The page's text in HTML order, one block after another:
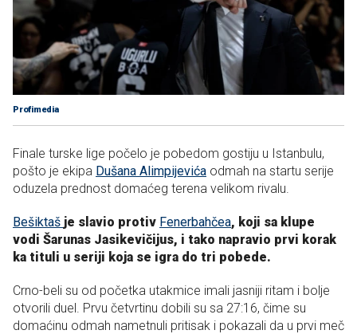
Profimedia
Finale turske lige počelo je pobedom gostiju u Istanbulu,
pošto je ekipa Dušana Alimpijevića odmah na startu serije
oduzela prednost domaćeg terena velikom rivalu.
Bešiktaš je slavio protiv Fenerbahčea, koji sa klupe
vodi Šarunas Jasikevičijus, i tako napravio prvi korak
ka tituli u seriji koja se igra do tri pobede.
Crno-beli su od početka utakmice imali jasniji ritam i bolje
otvorili duel. Prvu četvrtinu dobili su sa 27:16, čime su
domaćinu odmah nametnuli pritisak i pokazali da u prvi meč